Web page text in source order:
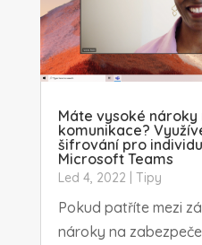
Máte vysoké nároky
komunikace?
šifrování pro
Microsoft Teams
Led 4, 2022 Tipy
Pokud patříte mezi
nároky na